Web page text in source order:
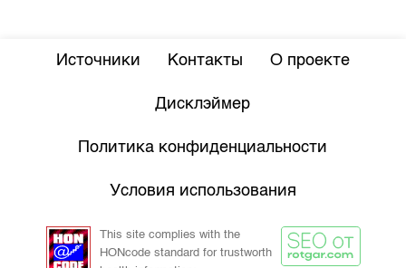
Источники Контакты О проекте
Дисклэймер
Политика конфиденциальности
Условия использования
This site complies with the
HONcode standard for trustworth